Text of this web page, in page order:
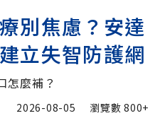
別焦慮？安達
立失智防護網
怎麼補？
2026-08-05 瀏覽數800+